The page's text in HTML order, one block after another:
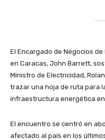
El Encargado de Negocios
en Caracas, John Barrett,
Ministro de Electricidad,
trazar una hoja de ruta para
infraestructura energética en
​El encuentro se centró en
afectado al país en los